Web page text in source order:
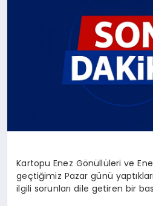
Kartopu Enez Gönüllüleri ve
geçtiğimiz Pazar günü
ilgili sorunları dile getiren bir